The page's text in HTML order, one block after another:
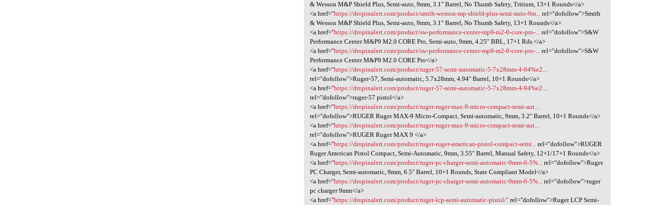
& Wesson M&P Shield Plus, Semi-auto, 9mm, 3.1″ Barrel, No Thumb Safety, Tritium, 13+1 Rounds</a>
<a href="https://dropinalert.com/product/smith-wesson-mp-shield-plus-semi-auto-9m... rel="dofollow">Smith
& Wesson M&P Shield Plus, Semi-auto, 9mm, 3.1″ Barrel, No Thumb Safety, 13+1 Rounds</a>
<a href="https://dropinalert.com/product/sw-performance-center-mp9-m2-0-core-pro-... rel="dofollow">S&W
Performance Center M&P9 M2.0 CORE Pro, Semi-auto, 9mm, 4.25″ BBL, 17+1 Rds.</a>
<a href="https://dropinalert.com/product/sw-performance-center-mp9-m2-0-core-pro-... rel="dofollow">S&W
Performance Center M&P9 M2.0 CORE Pro</a>
<a href="https://dropinalert.com/product/ruger-57-semi-automatic-5-7x28mm-4-94%e2...
rel="dofollow">Ruger-57, Semi-automatic, 5.7x28mm, 4.94″ Barrel, 10+1 Rounds</a>
<a href="https://dropinalert.com/product/ruger-57-semi-automatic-5-7x28mm-4-94%e2...
rel="dofollow">ruger-57 pistol</a>
<a href="https://dropinalert.com/product/ruger-ruger-max-9-micro-compact-semi-aut...
rel="dofollow">RUGER Ruger MAX-9 Micro-Compact, Semi-automatic, 9mm, 3.2″ Barrel, 10+1 Rounds</a>
<a href="https://dropinalert.com/product/ruger-ruger-max-9-micro-compact-semi-aut...
rel="dofollow">RUGER Ruger MAX 9 </a>
<a href="https://dropinalert.com/product/ruger-ruger-american-pistol-compact-semi... rel="dofollow">RUGER
Ruger American Pistol Compact, Semi-Automatic, 9mm, 3.55″ Barrel, Manual Safety, 12+1/17+1 Rounds</a>
<a href="https://dropinalert.com/product/ruger-pc-charger-semi-automatic-9mm-6-5%... rel="dofollow">Ruger
PC Charger, Semi-automatic, 9mm, 6.5″ Barrel, 10+1 Rounds, State Compliant Model</a>
<a href="https://dropinalert.com/product/ruger-pc-charger-semi-automatic-9mm-6-5%... rel="dofollow">ruger
pc charger 9mm</a>
<a href="https://dropinalert.com/product/ruger-lcp-semi-automatic-pistol/" rel="dofollow">Ruger LCP Semi-